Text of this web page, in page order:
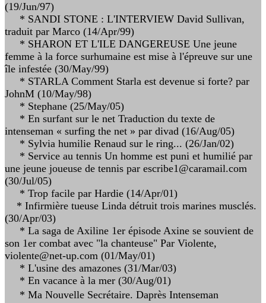
(19/Jun/97)
* SANDI STONE : L'INTERVIEW David Sullivan,
traduit par Marco (14/Apr/99)
* SHARON ET L'ILE DANGEREUSE Une jeune
femme à la force surhumaine est mise à l'épreuve sur une
île infestée (30/May/99)
* STARLA Comment Starla est devenue si forte? par
JohnM (10/May/98)
* Stephane (25/May/05)
* En surfant sur le net Traduction du texte de
intenseman « surfing the net » par divad (16/Aug/05)
* Sylvia humilie Renaud sur le ring... (26/Jan/02)
* Service au tennis Un homme est puni et humilié par
une jeune joueuse de tennis par escribe1@caramail.com
(30/Jul/05)
* Trop facile par Hardie (14/Apr/01)
* Infirmière tueuse Linda détruit trois marines musclés.
(30/Apr/03)
* La saga de Axiline 1er épisode Axine se souvient de
son 1er combat avec "la chanteuse" Par Violente,
violente@net-up.com (01/May/01)
* L'usine des amazones (31/Mar/03)
* En vacance à la mer (30/Aug/01)
* Ma Nouvelle Secrétaire. Daprès Intenseman